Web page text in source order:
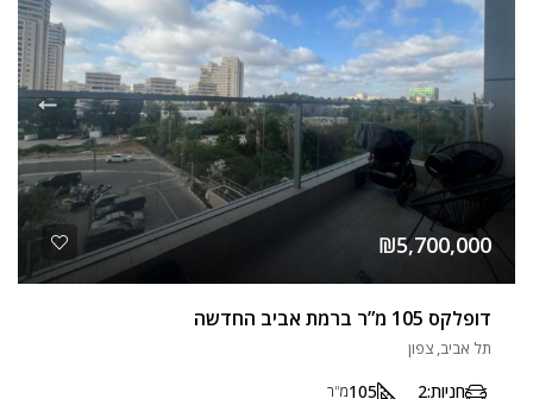
₪5,700,000
דופלקס 105 מ”ר ברמת אביב החדשה
תל אביב, צפון
חניות:2
105מ"ר